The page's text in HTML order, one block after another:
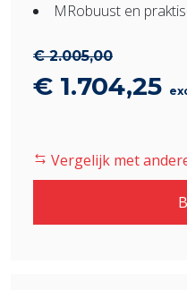
MRobuust en
€2.005,00
was:
€ 1.704,25
is:
Vergelijk met